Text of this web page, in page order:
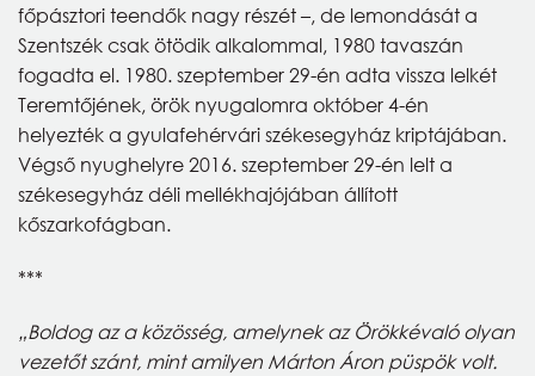
főpásztori teendők nagy részét –, de lemondását a
Szentszék csak ötödik alkalommal, 1980 tavaszán
fogadta el. 1980. szeptember 29-én adta vissza lelkét
Teremtőjének, örök nyugalomra október 4-én
helyezték a gyulafehérvári székesegyház kriptájában.
Végső nyughelyre 2016. szeptember 29-én lelt a
székesegyház déli mellékhajójában állított
kőszarkofágban.
***
„Boldog az a közösség, amelynek az Örökkévaló olyan
vezetőt szánt, mint amilyen Márton Áron püspök volt.